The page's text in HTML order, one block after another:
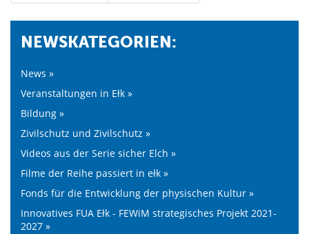
NEWSKATEGORIEN:
News »
Veranstaltungen in Ełk »
Bildung »
Zivilschutz und Zivilschutz »
Videos aus der Serie sicher Elch »
Filme der Reihe passiert in ełk »
Fonds für die Entwicklung der physischen Kultur »
Innovatives FUA Ełk - FEWiM strategisches Projekt 2021-
2027 »